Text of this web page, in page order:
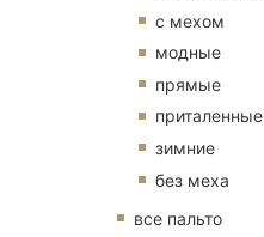
с мехом
модные
прямые
приталенные
зимние
без меха
все пальто